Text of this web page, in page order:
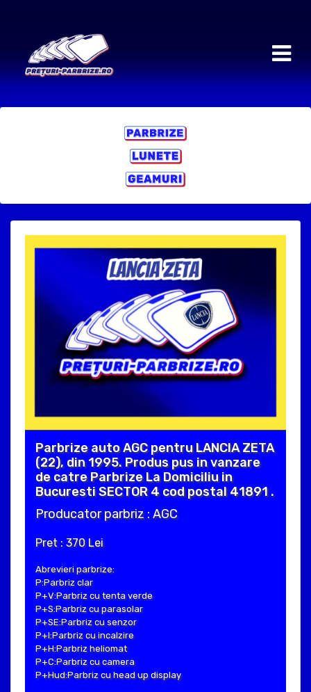
Parbrize auto AGC pentru LANCIA ZETA
(22), din 1995. Produs pus in vanzare
de catre Parbrize La Domiciliu in
Bucuresti SECTOR 4 cod postal 41891 .
Producator parbriz : AGC
Pret : 370 Lei
Abrevieri parbrize:
P:Parbriz clar
P+V:Parbriz cu tenta verde
P+S:Parbriz cu parasolar
P+SE:Parbriz cu senzor
P+I:Parbriz cu incalzire
P+H:Parbriz heliomat
P+C:Parbriz cu camera
P+Hud:Parbriz cu head up display